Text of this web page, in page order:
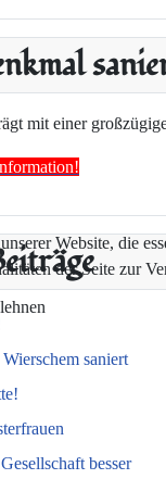
mit einer
saniert
besser
Website, die
der Seite zur